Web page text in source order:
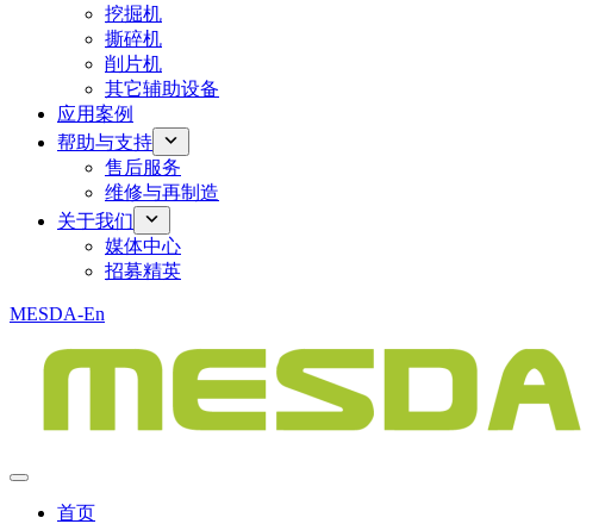
挖掘机
撕碎机
削片机
其它辅助设备
应用案例
帮助与支持
售后服务
维修与再制造
关于我们
媒体中心
招募精英
MESDA-En
首页